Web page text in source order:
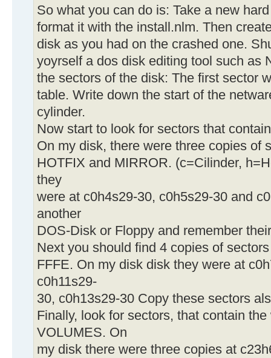
So what you can do is: Take a new
format it with the install.nlm. Then
disk as you had on the crashed one.
yoyrself a dos disk editing tool such as
the sectors of the disk: The first sector
table. Write down the start of the
cylinder.
Now start to look for sectors that
On my disk, there were three copies of
HOTFIX and MIRROR. (c=Cilinder,
they
were at c0h4s29-30, c0h5s29-30 and
another
DOS-Disk or Floppy and remember
Next you should find 4 copies of
FFFE. On my disk disk they were at
c0h11s29-
30, c0h13s29-30 Copy these sectors
Finally, look for sectors, that contain
VOLUMES. On
my disk there were three copies at